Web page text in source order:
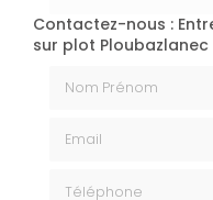
Contactez-nous :
sur plot Ploubazlanec